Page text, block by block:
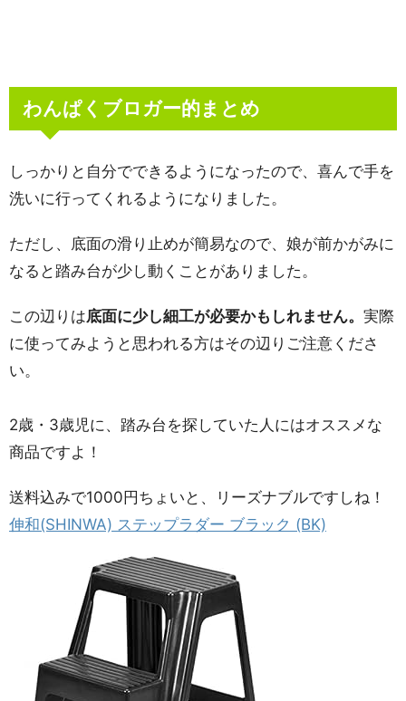
わんぱくブロガー的まとめ
しっかりと自分でできるようになったので、喜んで手を
洗いに行ってくれるようになりました。
ただし、底面の滑り止めが簡易なので、娘が前かがみに
なると踏み台が少し動くことがありました。
この辺りは底面に少し細工が必要かもしれません。 実際
に使ってみようと思われる方はその辺りご注意くださ
い。
2歳・3歳児に、踏み台を探していた人にはオススメな
商品ですよ！
送料込みで1000円ちょいと、リーズナブルですしね！
伸和(SHINWA) ステップラダー ブラック (BK)